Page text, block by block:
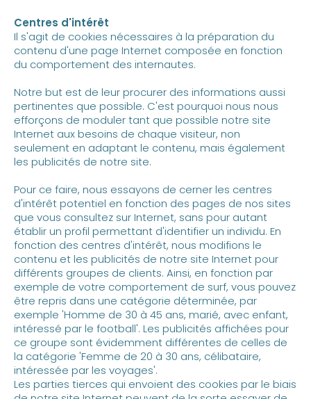
Centres d'intérêt
Il s'agit de cookies nécessaires à la préparation du
contenu d'une page Internet composée en fonction
du comportement des internautes.
Notre but est de leur procurer des informations aussi
pertinentes que possible. C'est pourquoi nous nous
efforçons de moduler tant que possible notre site
Internet aux besoins de chaque visiteur, non
seulement en adaptant le contenu, mais également
les publicités de notre site.
Pour ce faire, nous essayons de cerner les centres
d'intérêt potentiel en fonction des pages de nos sites
que vous consultez sur Internet, sans pour autant
établir un profil permettant d'identifier un individu. En
fonction des centres d'intérêt, nous modifions le
contenu et les publicités de notre site Internet pour
différents groupes de clients. Ainsi, en fonction par
exemple de votre comportement de surf, vous pouvez
être repris dans une catégorie déterminée, par
exemple 'Homme de 30 à 45 ans, marié, avec enfant,
intéressé par le football'. Les publicités affichées pour
ce groupe sont évidemment différentes de celles de
la catégorie 'Femme de 20 à 30 ans, célibataire,
intéressée par les voyages'.
Les parties tierces qui envoient des cookies par le biais